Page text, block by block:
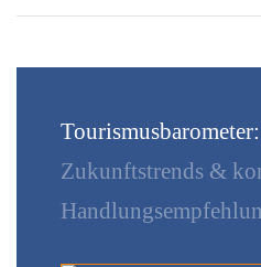
Tourismusbarometer:
Zukunftstrends &